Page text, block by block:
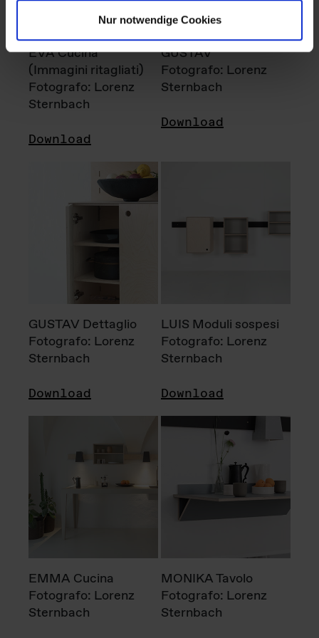
Nur notwendige Cookies
EVA Cucina
(Immagini ritagliati)
Fotografo: Lorenz
Sternbach
Download
GUSTAV
Fotografo: Lorenz
Sternbach
Download
GUSTAV Dettaglio
Fotografo: Lorenz
Sternbach
Download
LUIS Moduli sospesi
Fotografo: Lorenz
Sternbach
Download
EMMA Cucina
Fotografo: Lorenz
Sternbach
MONIKA Tavolo
Fotografo: Lorenz
Sternbach